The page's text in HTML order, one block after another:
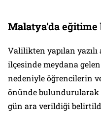
Malatya’da
Valilikten yapılan
ilçesinde meydana
nedeniyle öğrencilerin
önünde bulundurularak
gün ara verildiği